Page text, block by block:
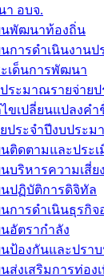
อบจ.
นพัฒนาท้องถิ่น
การดำเนินงานป
เด็นการพัฒนา
ระมาณรายจ่ายป
ขเปลี่ยนแปลงค
ประจำปีงบประม
ติดตามและประ
บริหารความเสี่ยง
ปฏิบัติการดิจิทัล
การดำเนินธุรกิจ
อัตรากำลัง
ป้องกันและปรา
ส่งเสริมการท่อง